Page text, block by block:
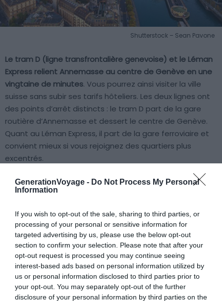
GenerationVoyage - Do Not Process My Personal
Information
If you wish to opt-out of the sale, sharing to third parties, or
processing of your personal or sensitive information for
targeted advertising by us, please use the below opt-out
section to confirm your selection. Please note that after your
opt-out request is processed you may continue seeing
interest-based ads based on personal information utilized by
us or personal information disclosed to third parties prior to
your opt-out. You may separately opt-out of the further
disclosure of your personal information by third parties on the
Shutterstock – Sean Pavone
Le tram D (ligne transfrontalière genevoise) et le Léman
Express relient Annemasse au centre de Genève en une
vingtaine de minutes. Vous pourrez ainsi visiter la ville
suisse sans subir ses tarifs hôteliers. Les deux lignes ont
des points d’arrêt distincts : le tram D part de la gare
routière d’Annemasse et dessert le centre de Genève.
Quant au Léman Express, il part de la gare ferroviaire et
convient mieux si vous rejoignez des quartiers plus
excentrés.
Concrètement, vous dormez côté français, vous payez
arrivez quand même à pied d’œuvre pour la vieille ville,
les quais du lac ou leJet d’Eau. Gardez en tête que la
Suissene fait pas partie de la zone euro : prévoyez des
francs suisses ou une carte bancaire sans frais de
change, car les prix locaux sont élevés. Pour alléger la
facture à Genève, les expositions permanentes du
Musée d’Histoire Naturelle et du Musée d’Art et d’Histoire
sont gratuites. Les quais restent aussi la meilleure option